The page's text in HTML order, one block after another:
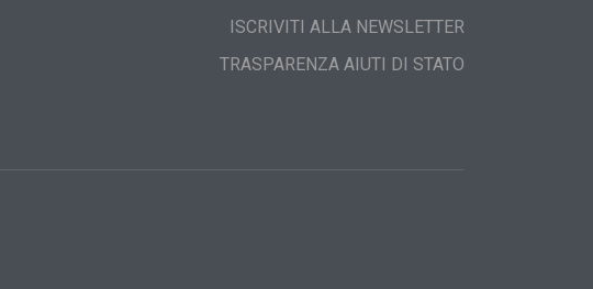
ISCRIVITI ALLA NEWSLETTER
TRASPARENZA AIUTI DI STATO